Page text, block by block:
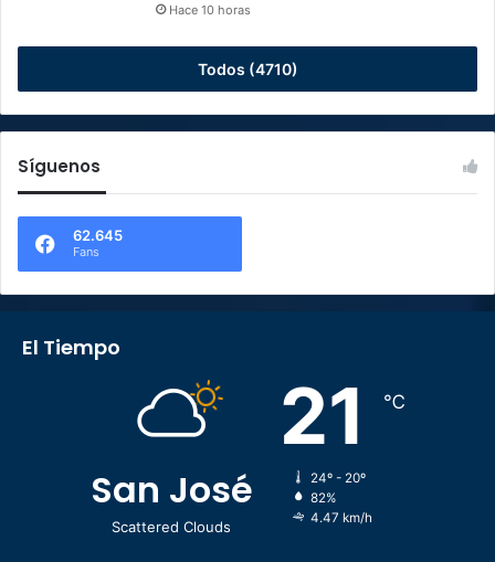
Hace 10 horas
Todos (4710)
Síguenos
62.645
Fans
El Tiempo
San José
Scattered Clouds
21 ℃
24º - 20º
82%
4.47 km/h